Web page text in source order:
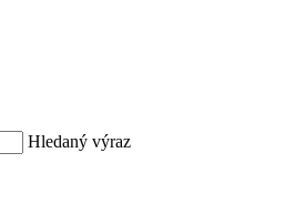
Hledaný výraz